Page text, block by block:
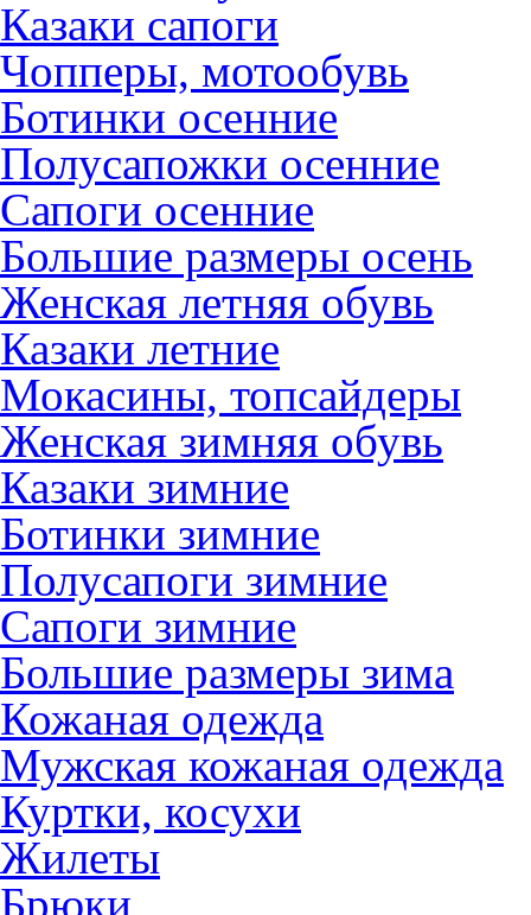
Казаки сапоги
Чопперы, мотообувь
Ботинки осенние
Полусапожки осенние
Сапоги осенние
Большие размеры осень
Женская летняя обувь
Казаки летние
Мокасины, топсайдеры
Женская зимняя обувь
Казаки зимние
Ботинки зимние
Полусапоги зимние
Сапоги зимние
Большие размеры зима
Кожаная одежда
Мужская кожаная одежда
Куртки, косухи
Жилеты
Брюки